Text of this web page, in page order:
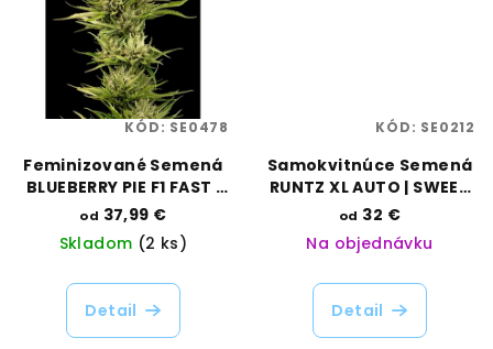
Feminizované Semená
BLUEBERRY PIE F1 FAST |
SEEDSMAN SEEDS
od 37,99 €
Skladom (2 ks)
Detail
KÓD: SE0478
Samokvitnúce Semená
RUNTZ XL AUTO | SWEET
SEEDS
od 32 €
Na objednávku
Detail
KÓD: SE0212